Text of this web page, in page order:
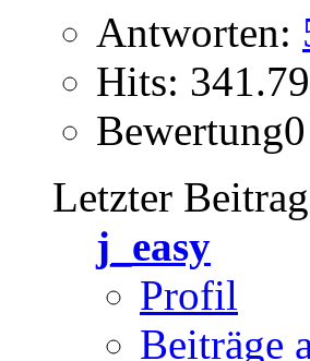
Antworten:
Hits:
Letzter
j_easy
Profil
Beiträge